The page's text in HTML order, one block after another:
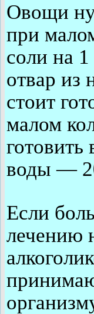
Овощи
при
соли на
отвар из
стоит
малом
воды —
Если
лечению